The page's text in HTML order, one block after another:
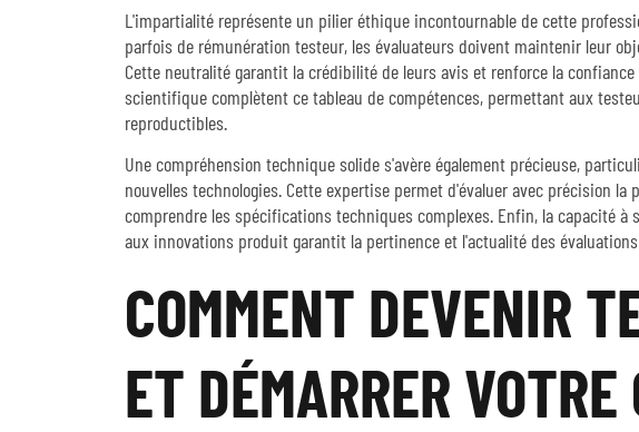
L'impartialité représente un pilier éthique incontournable de cette
parfois de rémunération testeur, les évaluateurs doivent maintenir leur
Cette neutralité garantit la crédibilité de leurs avis et renforce la
scientifique complètent ce tableau de compétences, permettant aux
reproductibles.
Une compréhension technique solide s'avère également précieuse,
nouvelles technologies. Cette expertise permet d'évaluer avec précision
comprendre les spécifications techniques complexes. Enfin, la capacité
aux innovations produit garantit la pertinence et l'actualité des
COMMENT DEVENIR
ET DÉMARRER VOTRE